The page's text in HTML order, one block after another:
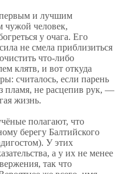
и лучшим
чужой человек,
у очага. Его
не смела приблизиться
что-либо
клятв, и вот откуда
считалось, если парень
пламя, не расцепив рук, —
жизнь.
полагают, что
берегу Балтийского
У этих
а у их не менее
так что